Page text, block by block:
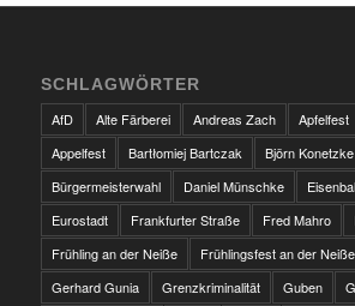
SCHLAGWÖRTER
AfD
Alte Färberei Andreas Zach Apfelfest
Appelfest
Bartłomiej Bartczak
Björn Konetzke
Bürgermeisterwahl
Daniel Münschke
Eurostadt
Frankfurter Straße Fred Mahro
Frühling an der Neiße
Frühlingsfest an der
Gerhard Gunia
Grenzkriminalität Guben